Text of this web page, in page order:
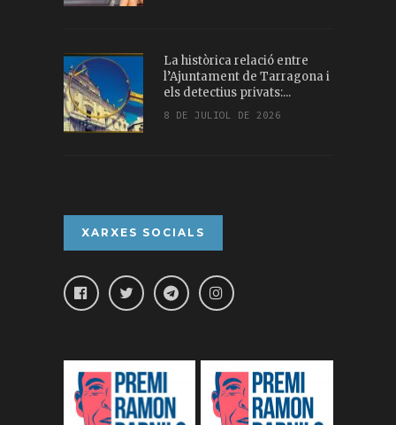
La històrica relació entre
l’Ajuntament de Tarragona i
els detectius privats:...
8 DE JULIOL DE 2026
XARXES SOCIALS